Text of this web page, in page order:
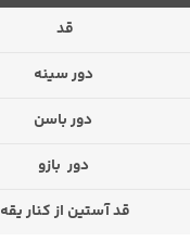
قد
دور سینه
دور باسن
دور بازو
قد آستین از کنار یقه